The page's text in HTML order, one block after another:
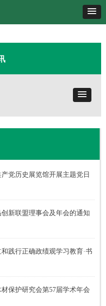
党历史展览馆开展主题党日
新联盟理事会及年会的通知
践行正确政绩观学习教育·书
保护研究会第57届学术年会